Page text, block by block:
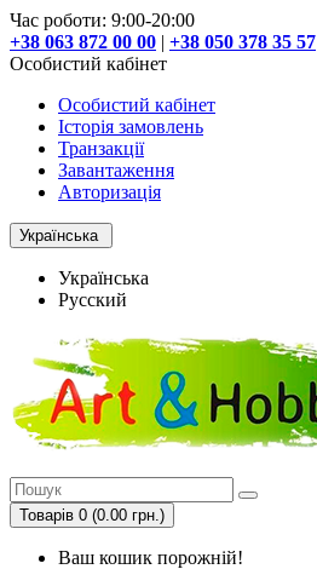
Час роботи: 9:00-20:00
+38 063 872 00 00 | +38 050 378 35 57
Особистий кабінет
Особистий кабінет
Історія замовлень
Транзакції
Завантаження
Авторизація
Українська
Українська
Русский
Товарів 0 (0.00 грн.)
Ваш кошик порожній!